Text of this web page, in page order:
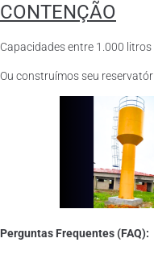
CONTENÇÃO
Capacidades entre 1.000
Ou construímos seu
Perguntas Frequentes (FAQ):